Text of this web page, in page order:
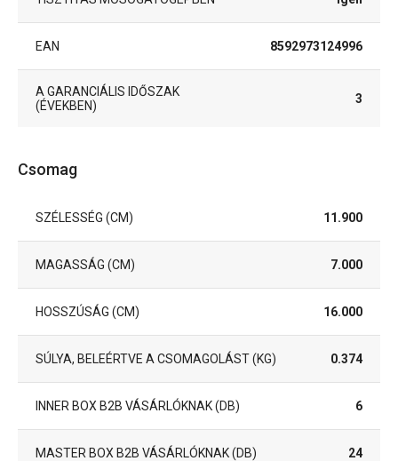
EAN 8592973124996
A GARANCIÁLIS IDŐSZAK
(ÉVEKBEN)
3
Csomag
SZÉLESSÉG (CM) 11.900
MAGASSÁG (CM) 7.000
HOSSZÚSÁG (CM) 16.000
SÚLYA, BELEÉRTVE A CSOMAGOLÁST (KG) 0.374
INNER BOX B2B VÁSÁRLÓKNAK (DB) 6
MASTER BOX B2B VÁSÁRLÓKNAK (DB) 24